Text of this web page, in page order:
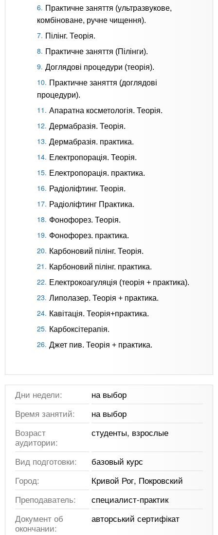
Практичне заняття (ультразвукове,
комбіноване, ручне чищення).
Пілінг. Теорія.
Практичне заняття (Пілінги).
Доглядові процедури (теорія).
Практичне заняття (доглядові
процедури).
Апаратна косметологія. Теорія.
Дермабразія. Теорія.
Дермабразія. практика.
Електропорація. Теорія.
Електропорація. практика.
Радіоліфтинг. Теорія.
Радіоліфтинг Практика.
Фонофорез. Теорія.
Фонофорез. практика.
Карбоновий пілінг. Теорія.
Карбоновий пілінг. практика.
Електрокоагуляція (теорія + практика).
Липолазер. Теорія + практика.
Кавітація. Теорія+практика.
Карбоксітерапія.
Джет пив. Теорія + практика.
Дни недели:
на выбор
Время занятий:
на выбор
Возраст
аудитории:
студенты, взрослые
Вид подготовки:
базовый курс
Город:
Кривой Рог, Покровский
Преподаватель:
специалист-практик
Документ об
окончании:
авторський сертифікат